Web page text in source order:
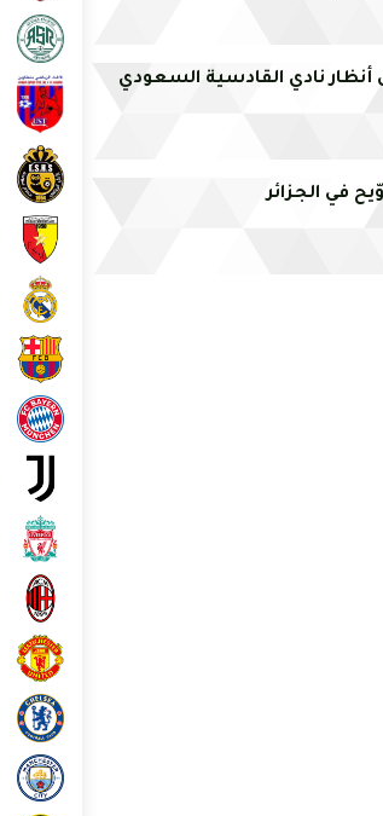
نادي القادسية السعودي
في الجزائر